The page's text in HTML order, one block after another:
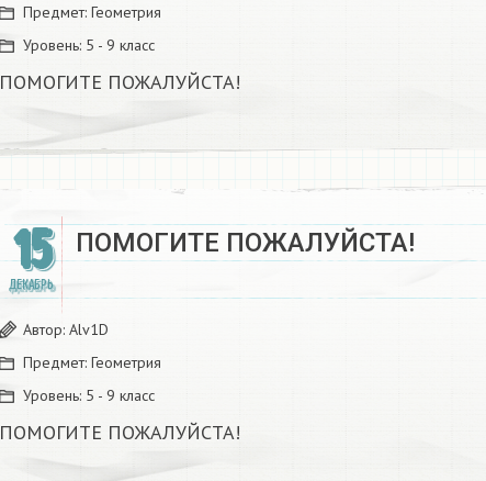
Предмет: Геометрия
Уровень: 5 - 9 класс
ПОМОГИТЕ ПОЖАЛУЙСТА!
15
ДЕКАБРЬ
ПОМОГИТЕ ПОЖАЛУЙСТА!
Автор: Alv1D
Предмет: Геометрия
Уровень: 5 - 9 класс
ПОМОГИТЕ ПОЖАЛУЙСТА!